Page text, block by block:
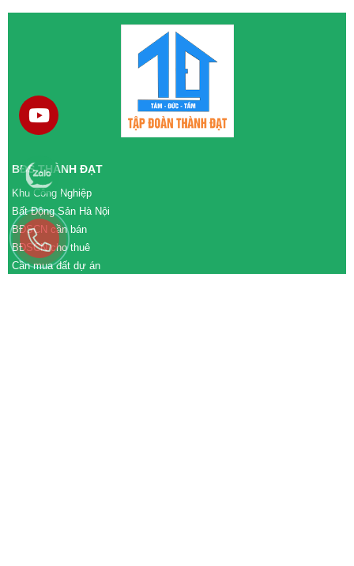
BĐS THÀNH ĐẠT
Khu Công Nghiệp
Bất Động Sản Hà Nội
BĐSCN cần bán
BĐSCN cho thuê
Cần mua đất dự án